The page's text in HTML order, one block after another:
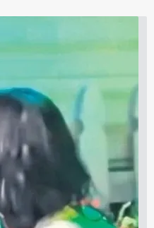
yer alan panel
ilişkin detaylı bilgi
Çerez Bilgilendirme
Kanunu uyarınca
okumak ve sitemizde
çerezlerle ilgili bilgi